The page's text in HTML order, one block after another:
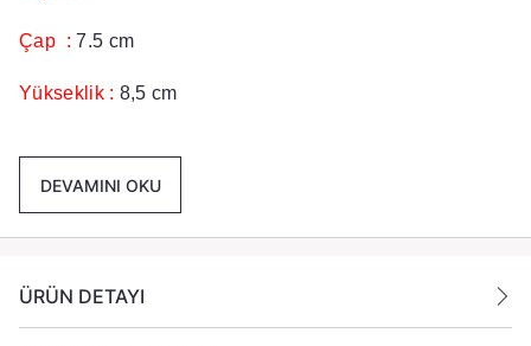
Çap : 7.5 cm
Yükseklik : 8,5 cm
DEVAMINI OKU
ÜRÜN DETAYI